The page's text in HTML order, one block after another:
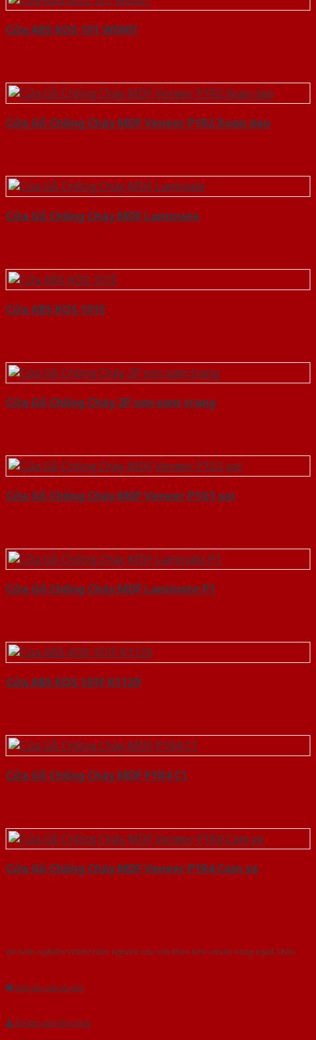
Cửa ABS KOS 101 W0901
Cửa Gỗ Chống Cháy MDF Veneer P1R2 Xoan dao
Cửa Gỗ Chống Cháy MDF Laminate
Cửa ABS KOS 101E
Cửa Gỗ Chống Cháy 2P son xam trang
Cửa Gỗ Chống Cháy MDF Veneer P1G1 soi
Cửa Gỗ Chống Cháy MDF Laminate P1
Cửa ABS KOS 101F K1129
Cửa Gỗ Chống Cháy MDF P1R4 C1
Cửa Gỗ Chống Cháy MDF Veneer P1R4 Cam xe
Với kinh nghiệm nhiêu năm nghiên cứu cửa theo tiêu chuẩn công nghệ Châu
Gửi yêu cầu tư vấn
Tải báo giá tổng hợp